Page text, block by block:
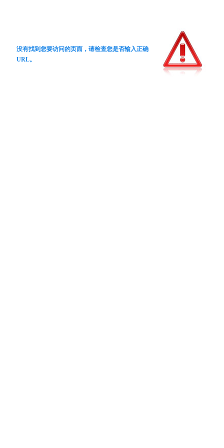
没有找到您要访问的页面，请检查您是否输入正确
URL。